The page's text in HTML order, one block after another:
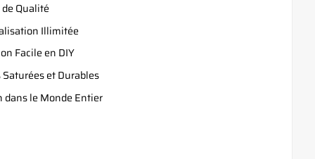
Qualité
Illimitée
Facile en DIY
et Durables
dans le Monde Entier